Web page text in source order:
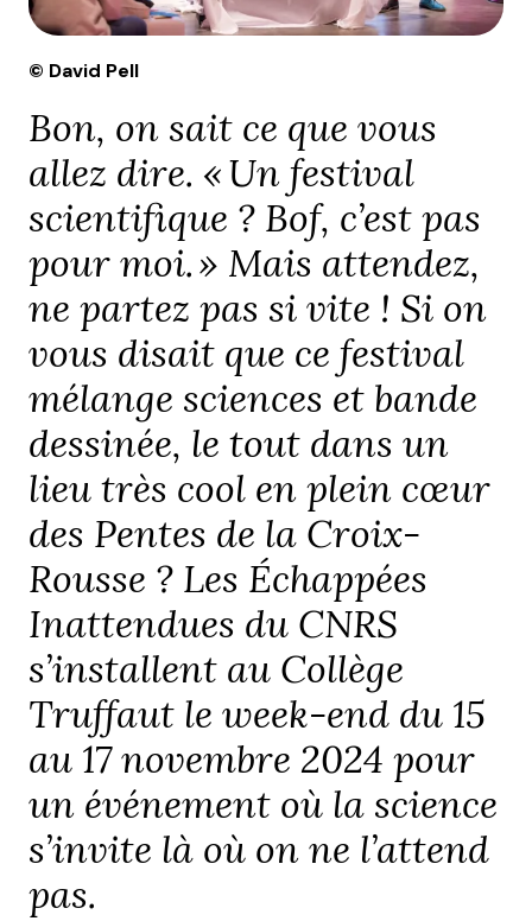
© David Pell
Bon, on sait ce que vous
allez dire. « Un festival
scientifique ? Bof, c’est pas
pour moi. » Mais attendez,
ne partez pas si vite ! Si on
vous disait que ce festival
mélange sciences et bande
dessinée, le tout dans un
lieu très cool en plein cœur
des Pentes de la Croix-
Rousse ? Les Échappées
Inattendues du CNRS
s’installent au Collège
Truffaut le week-end du 15
au 17 novembre 2024 pour
un événement où la science
s’invite là où on ne l’attend
pas.